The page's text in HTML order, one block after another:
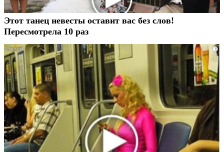
Этот танец невесты оставит вас без слов!
Пересмотрела 10 раз
i